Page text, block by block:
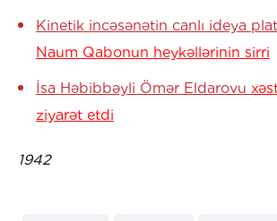
Kinetik incəsənətin canlı ideya
Naum Qabonun heykəllərinin sirri
İsa Həbibbəyli Ömər Eldarovu
ziyarət etdi
1942